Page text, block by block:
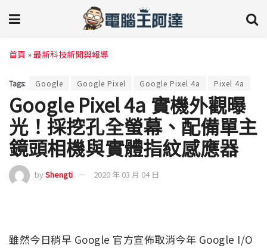
首頁 »最新科技新聞與報導
Tags: Google Google Pixel Google Pixel 4a Pixel 4a
Google Pixel 4a 實機外觀曝
光！採挖孔全螢幕、配備單主
鏡頭相機與實體指紋感應器
byShengti 2020 年 03 月 04 日
雖然今日稍早 Google 官方宣佈取消今年 Google I/O